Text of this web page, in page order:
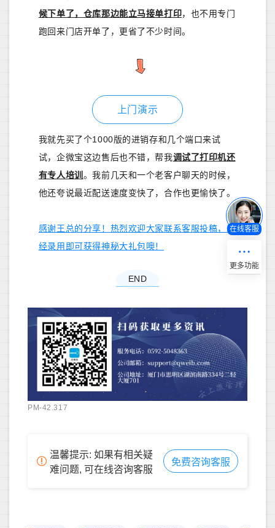
候下单了，仓库那边能立马接单打印，也不用专门
跑回来门店开单了，更省了不少时间。
上门演示
我就先买了个1000版的进销存和几个端口来试
试，企微宝这边售后也不错，帮我调试了打印机还
有专人培训 。我前几天和一个老客户聊天的时候，
他还夸说最近配送速度变快了，合作也更愉快了。
感谢王总的分享！热烈欢迎大家联系客服投稿，一
经录用即可获得神秘大礼包噢！
END
PM-42.317
温馨提示: 如果有相关疑
难问题, 可在线咨询客服
免费咨询客服
在线客服